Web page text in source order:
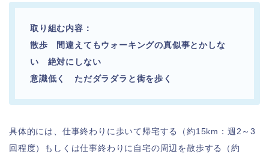
取り組む内容：
散歩 間違えてもウォーキングの真似事とかしな
い 絶対にしない
意識低く ただダラダラと街を歩く
具体的には、仕事終わりに歩いて帰宅する（約15km：週2～3
回程度）もしくは仕事終わりに自宅の周辺を散歩する（約